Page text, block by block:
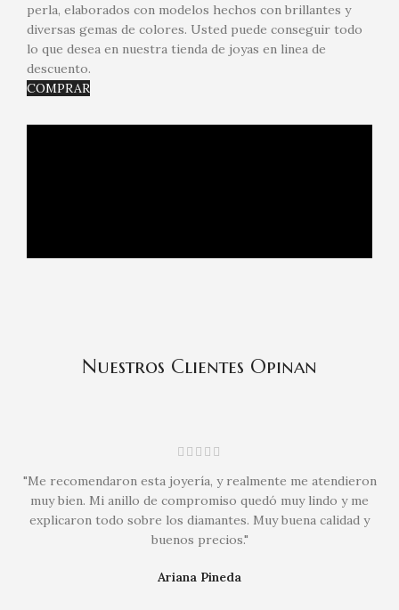
perla, elaborados con modelos hechos con brillantes y
diversas gemas de colores. Usted puede conseguir todo
lo que desea en nuestra tienda de joyas en linea de
descuento.
COMPRAR
Nuestros Clientes Opinan
"Me recomendaron esta joyería, y realmente me atendieron
muy bien. Mi anillo de compromiso quedó muy lindo y me
explicaron todo sobre los diamantes. Muy buena calidad y
buenos precios."
Ariana Pineda